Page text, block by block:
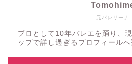
元バレリーナ
プロとして10年バレエを踊り、
ップで詳し過ぎるプロフィールへ